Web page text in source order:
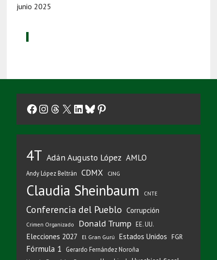
junio 2025
Facebook
Instagram
Threads
X LinkedIn
Bluesky
Pinterest
4T Adán Augusto López AMLO
Andy López Beltrán CDMX CJNG
Claudia Sheinbaum CNTE
Conferencia del Pueblo Corrupción
Crimen Organizado Donald Trump EE. UU.
Elecciones 2027 El Gran Gurú Estados Unidos FGR
Fórmula 1 Gerardo Fernández Noroña